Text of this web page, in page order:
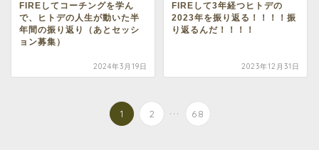
FIREしてコーチングを学ん
で、ヒトデの人生が動いた半
年間の振り返り（あとセッシ
ョン募集）
2024年3月19日
FIREして3年経つヒトデの
2023年を振り返る！！！！振
り返るんだ！！！！
2023年12月31日
1 2 ... 68